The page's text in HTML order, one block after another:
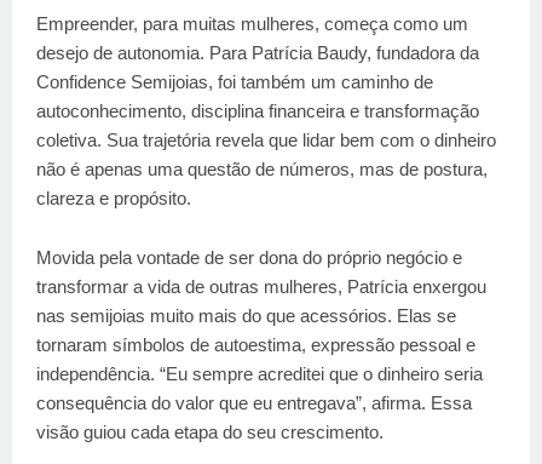
Empreender, para muitas mulheres, começa como um
desejo de autonomia. Para Patrícia Baudy, fundadora da
Confidence Semijoias, foi também um caminho de
autoconhecimento, disciplina financeira e transformação
coletiva. Sua trajetória revela que lidar bem com o dinheiro
não é apenas uma questão de números, mas de postura,
clareza e propósito.
Movida pela vontade de ser dona do próprio negócio e
transformar a vida de outras mulheres, Patrícia enxergou
nas semijoias muito mais do que acessórios. Elas se
tornaram símbolos de autoestima, expressão pessoal e
independência. “Eu sempre acreditei que o dinheiro seria
consequência do valor que eu entregava”, afirma. Essa
visão guiou cada etapa do seu crescimento.